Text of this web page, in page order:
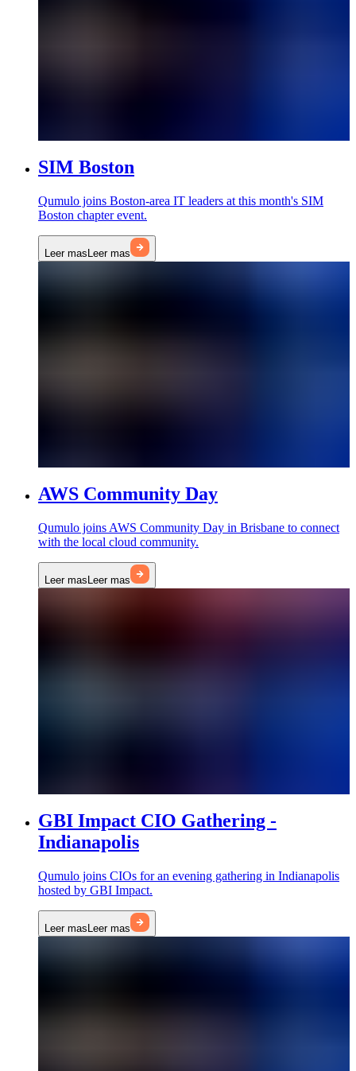
SIM Boston
Qumulo joins Boston-area IT leaders at this month's SIM
Boston chapter event.
Leer mas Leer mas
AWS Community Day
Qumulo joins AWS Community Day in Brisbane to connect
with the local cloud community.
Leer mas Leer mas
GBI Impact CIO Gathering -
Indianapolis
Qumulo joins CIOs for an evening gathering in Indianapolis
hosted by GBI Impact.
Leer masLeer mas